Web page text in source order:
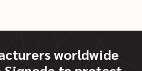
worldwide